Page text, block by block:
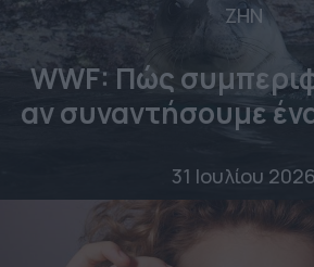
ΖΗΝ
WWF: Πώς
αν συναντήσουμε
31 Ιουλίου 2026